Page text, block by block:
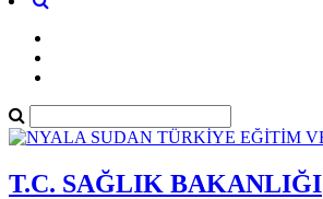
T.C. SAĞLIK BAKANLIĞI